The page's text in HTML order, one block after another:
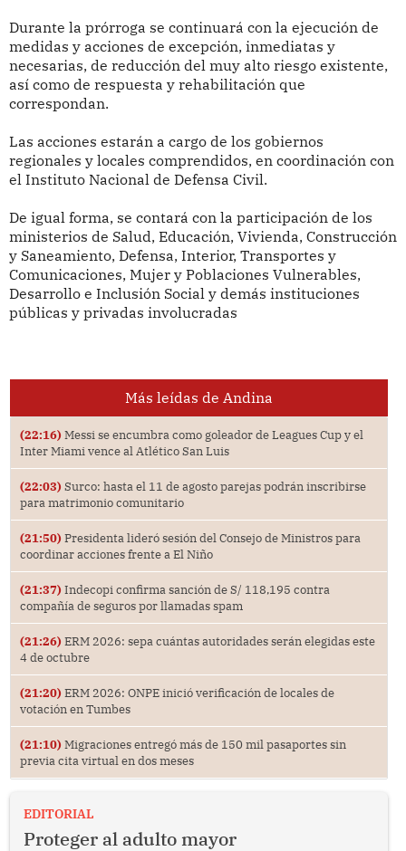
Durante la prórroga se continuará con la ejecución de
medidas y acciones de excepción, inmediatas y
necesarias, de reducción del muy alto riesgo existente,
así como de respuesta y rehabilitación que
correspondan.
Las acciones estarán a cargo de los gobiernos
regionales y locales comprendidos, en coordinación con
el Instituto Nacional de Defensa Civil.
De igual forma, se contará con la participación de los
ministerios de Salud, Educación, Vivienda, Construcción
y Saneamiento, Defensa, Interior, Transportes y
Comunicaciones, Mujer y Poblaciones Vulnerables,
Desarrollo e Inclusión Social y demás instituciones
públicas y privadas involucradas
Más leídas de Andina
(22:16) Messi se encumbra como goleador de Leagues Cup y el
Inter Miami vence al Atlético San Luis
(22:03) Surco: hasta el 11 de agosto parejas podrán inscribirse
para matrimonio comunitario
(21:50) Presidenta lideró sesión del Consejo de Ministros para
coordinar acciones frente a El Niño
(21:37) Indecopi confirma sanción de S/ 118,195 contra
compañía de seguros por llamadas spam
(21:26) ERM 2026: sepa cuántas autoridades serán elegidas este
4 de octubre
(21:20) ERM 2026: ONPE inició verificación de locales de
votación en Tumbes
(21:10) Migraciones entregó más de 150 mil pasaportes sin
previa cita virtual en dos meses
EDITORIAL
Proteger al adulto mayor